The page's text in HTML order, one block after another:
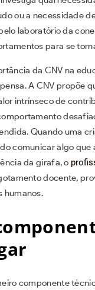
ou a necessidade
laboratório da
para se
da CNV na
A CNV propõe
intrínseco de
Quando uma
comunicar algo que
da girafa, o
docente,
humanos.
componente